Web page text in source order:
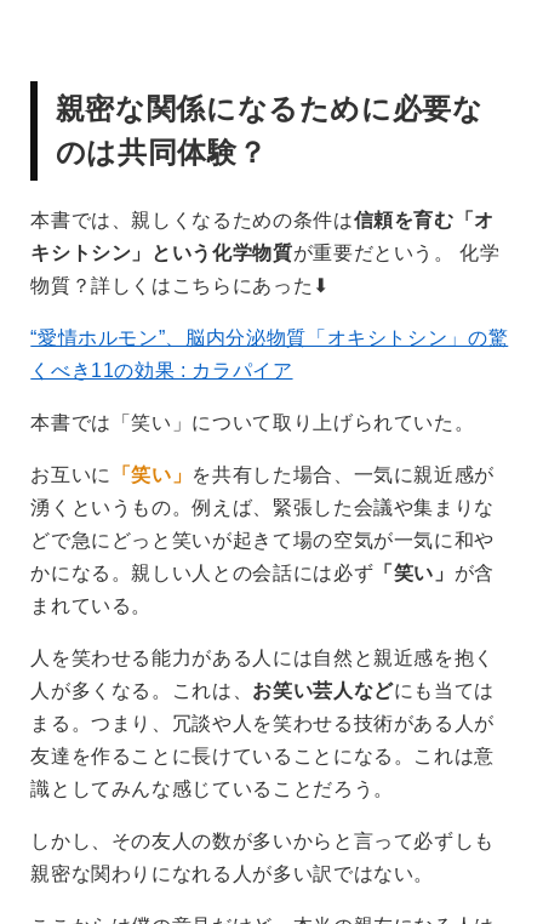
親密な関係になるために必要な
のは共同体験？
本書では、親しくなるための条件は信頼を育む「オ
キシトシン」という化学物質が重要だという。 化学
物質？詳しくはこちらにあった⬇︎
“愛情ホルモン”、脳内分泌物質「オキシトシン」の驚
くべき11の効果 : カラパイア
本書では「笑い」について取り上げられていた。
お互いに 「笑い」 を共有した場合、一気に親近感が
湧くというもの。例えば、緊張した会議や集まりな
どで急にどっと笑いが起きて場の空気が一気に和や
かになる。親しい人との会話には必ず 「笑い」 が含
まれている。
人を笑わせる能力がある人には自然と親近感を抱く
人が多くなる。これは、 お笑い芸人などにも当ては
まる。つまり、冗談や人を笑わせる技術がある人が
友達を作ることに長けていることになる。これは意
識としてみんな感じていることだろう。
しかし、その友人の数が多いからと言って必ずしも
親密な関わりになれる人が多い訳ではない。